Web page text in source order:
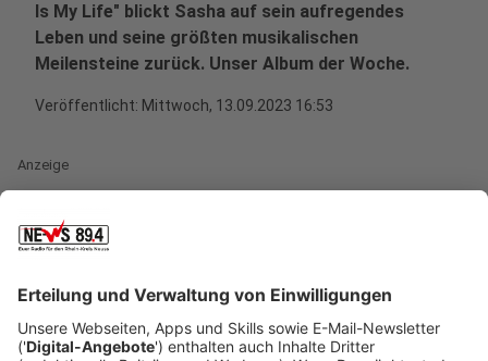
Is My Life" blickt Sasha auf sein aufregendes
Leben und seine größten musikalischen
Meilensteine zurück. Unser Album der Woche.
Veröffentlicht: Mittwoch, 13.09.2023 16:53
Anzeige
Ob als Pop-Sänger oder als Retro-RockʾnʾRoller mit
ist ein Ausnahmekünstler, den man in Europa eigentlich
nicht mehr vorstellen braucht. Mit seinen Hits wie "If
You Believe", "I Feel Lonely" oder "We Can Leave The